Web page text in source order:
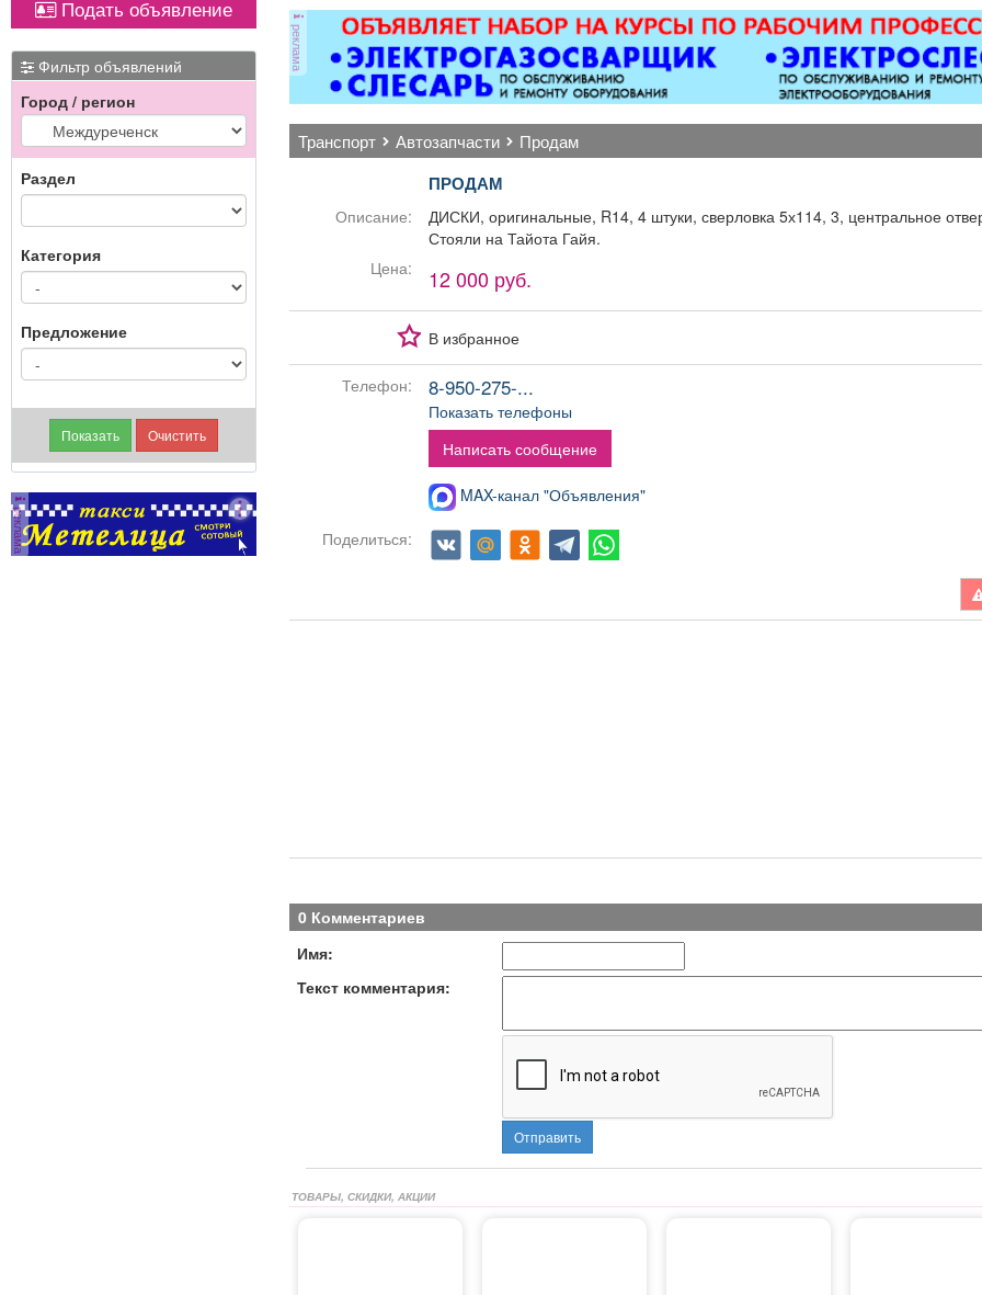
ТКРФ; социальные
гарантии и уверенность
в завтрашнем дне;
возможность
профессионального и
карьерного роста;
возможность трудиться
ОХРАННИКИ 5 разряда,
з/п от 33000 руб. 6
разряда, з/п от 37000
руб. официальное
трудоустройство
полный соц. пакет ООО
после
Подать объявление
Фильтр объявлений
Город / регион
Раздел
Категория
Предложение
реклама
реклама
транспорт автозапчасти продам
ПРОДАМ
Описание:
ДИСКИ, оригинальные, R14, 4 штуки, сверловка 5х114, 3, центральное
Стояли на Тайота Гайя.
Цена:
12 000 руб.
В избранное
Телефон: 8-950-275-...
Показать телефоны
Написать сообщение
MAX-канал "Объявления"
Поделиться:
0 Комментариев
Имя:
Текст комментария:
Отправить
ТОВАРЫ, СКИДКИ, АКЦИИ